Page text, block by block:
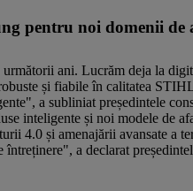
pentru noi domenii de
ani. Lucrăm deja la
și fiabile în calitatea
a subliniat președintele
inteligente și noi modele de
4.0 și amenajării avansate a
a declarat